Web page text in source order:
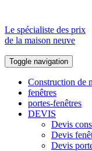
Le spécialiste des prix
de la maison neuve
Toggle navigation
Construction de
fenêtres
portes-fenêtres
DEVIS
Devis
Devis
Devis